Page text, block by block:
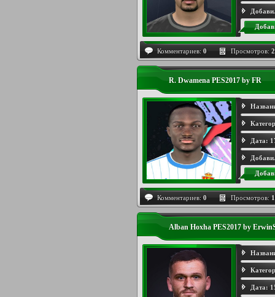
Комментариев: 0 Просмотров:
R. Dwamena PES2017 by FR
Дата:
Комментариев: 0 Просмотров:
Alban Hoxha PES2017 by
Дата: